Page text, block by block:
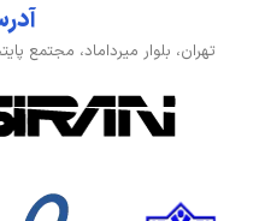
تهران، بلوار میرداماد، مجتمع